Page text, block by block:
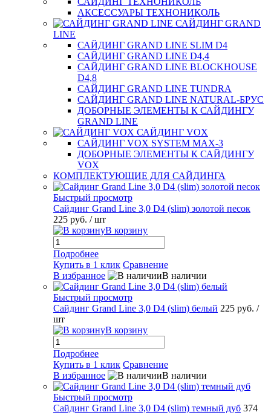
АКСЕССУАРЫ ТЕХНОНИКОЛЬ
САЙДИНГ GRAND
LINE
САЙДИНГ GRAND LINE SLIM D4
САЙДИНГ GRAND LINE D4,4
САЙДИНГ GRAND LINE BLOCKHOUSE
D4,8
САЙДИНГ GRAND LINE TUNDRA
САЙДИНГ GRAND LINE NATURAL-БРУС
ДОБОРНЫЕ ЭЛЕМЕНТЫ К САЙДИНГУ
GRAND LINE
САЙДИНГ VOX
САЙДИНГ VOX SYSTEM MAX-3
ДОБОРНЫЕ ЭЛЕМЕНТЫ К САЙДИНГУ
VOX
КОМПЛЕКТУЮЩИЕ ДЛЯ САЙДИНГА
Быстрый просмотр
Сайдинг Grand Line 3,0 D4 (slim) золотой песок
225 руб. / шт
В корзину
Подробнее
Купить в 1 клик Сравнение
В избранное
В наличии
Быстрый просмотр
Сайдинг Grand Line 3,0 D4 (slim) белый 225 руб. /
шт
В корзину
Подробнее
Купить в 1 клик Сравнение
В избранное
В наличии
Быстрый просмотр
Сайдинг Grand Line 3,0 D4 (slim) темный дуб 374